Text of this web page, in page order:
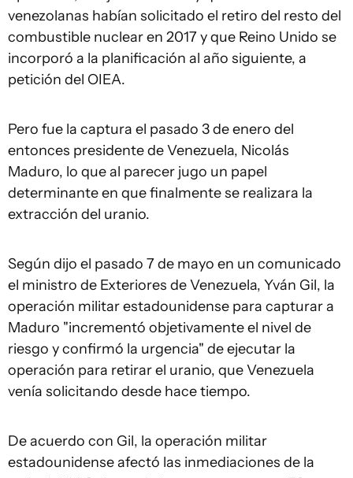
venezolanas habían solicitado el retiro del resto del
combustible nuclear en 2017 y que Reino Unido se
incorporó a la planificación al año siguiente, a
petición del OIEA.
Pero fue la captura el pasado 3 de enero del
entonces presidente de Venezuela, Nicolás
Maduro, lo que al parecer jugo un papel
determinante en que finalmente se realizara la
extracción del uranio.
Según dijo el pasado 7 de mayo en un comunicado
el ministro de Exteriores de Venezuela, Yván Gil, la
operación militar estadounidense para capturar a
Maduro "incrementó objetivamente el nivel de
riesgo y confirmó la urgencia" de ejecutar la
operación para retirar el uranio, que Venezuela
venía solicitando desde hace tiempo.
De acuerdo con Gil, la operación militar
estadounidense afectó las inmediaciones de la